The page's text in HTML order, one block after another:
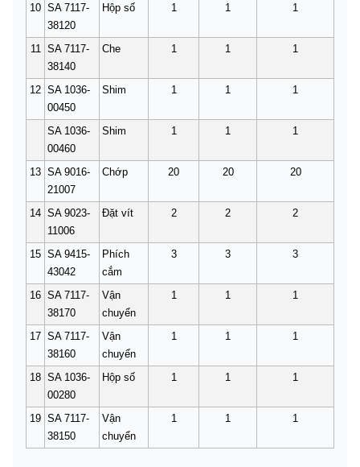
10 SA 7117-
38120
Hộp số 1 1 1
11
SA 7117-
38140
Che 1 1 1
12 SA 1036-
00450
Shim 1 1 1
SA 1036-
00460
Shim 1 1 1
13 SA 9016-
21007
Chớp 20 20 20
14 SA 9023-
11006
Đặt vít 2 2 2
15 SA 9415-
43042
Phích
cắm
3 3 3
16 SA 7117-
38170
Vận
chuyển
1 1 1
17 SA 7117-
38160
Vận
chuyển
1 1 1
18 SA 1036-
00280
Hộp số 1 1 1
19 SA 7117-
38150
Vận
chuyển
1 1 1